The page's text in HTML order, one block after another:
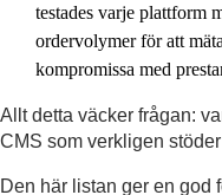
testades varje plattform
ordervolymer för att
kompromissa med
Allt detta väcker frågan:
CMS som verkligen
Den här listan ger en god